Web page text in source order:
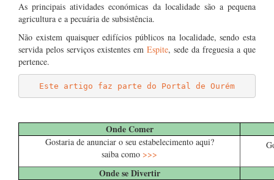
As principais atividades económicas da localidade são a pequena
agricultura e a pecuária de subsistência.
Não existem quaisquer edifícios públicos na localidade, sendo esta
servida pelos serviços existentes em Espite, sede da freguesia a que
pertence.
Este artigo faz parte do Portal de Ourém
Onde Comer
Gostaria de anunciar o seu estabelecimento aqui?
saiba como >>>
Onde se Divertir